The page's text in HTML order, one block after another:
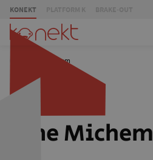
KONEKT
Tine Michem
Tine Michem